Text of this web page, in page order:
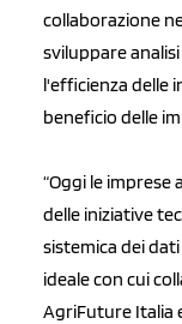
collaborazione
sviluppare
l'efficienza delle
beneficio delle
“Oggi le
delle iniziative
sistemica dei
ideale con cui
AgriFuture Italia